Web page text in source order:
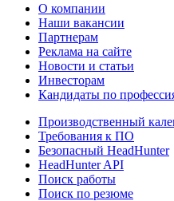
О компании
Наши вакансии
Партнерам
Реклама на сайте
Новости и статьи
Инвесторам
Кандидаты по
Производственный
Требования к ПО
Безопасный HeadHunter
HeadHunter API
Поиск работы
Поиск по резюме